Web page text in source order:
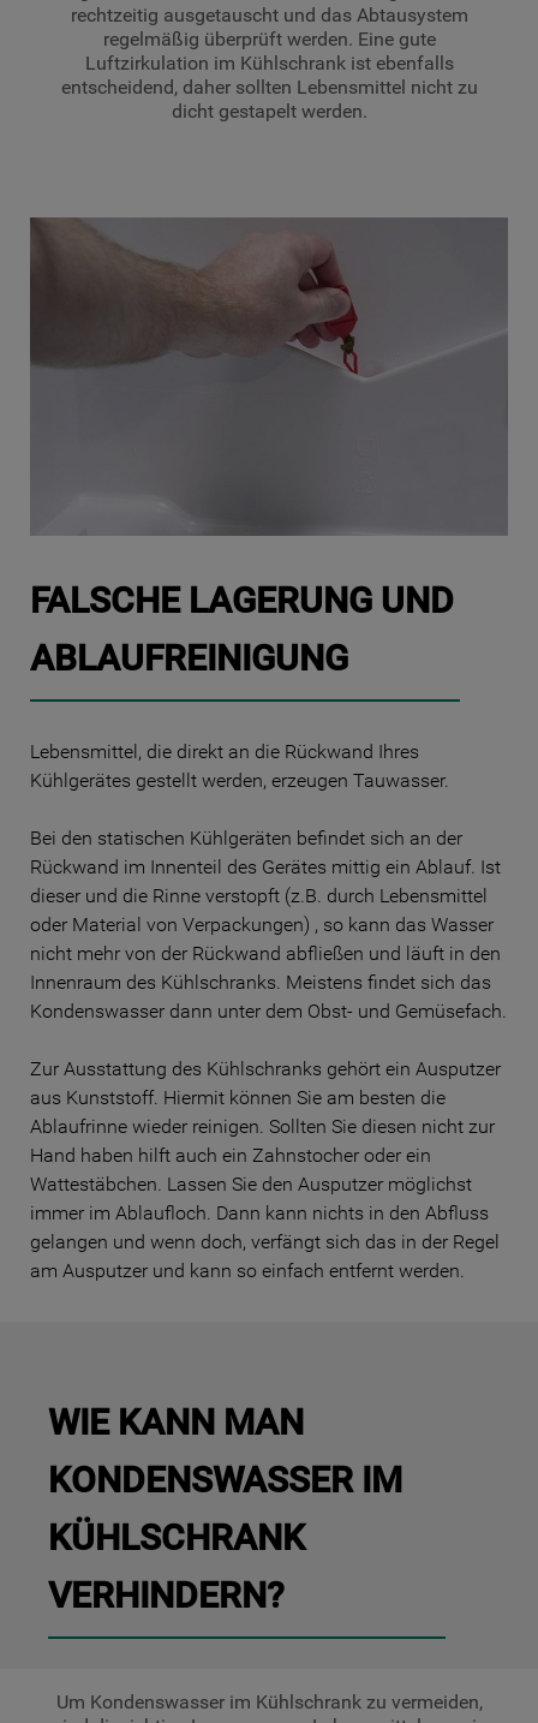
rechtzeitig ausgetauscht und das Abtausystem
regelmäßig überprüft werden. Eine gute
Luftzirkulation im Kühlschrank ist ebenfalls
entscheidend, daher sollten Lebensmittel nicht zu
dicht gestapelt werden.
FALSCHE LAGERUNG UND
ABLAUFREINIGUNG
Lebensmittel, die direkt an die Rückwand Ihres
Kühlgerätes gestellt werden, erzeugen Tauwasser.
Bei den statischen Kühlgeräten befindet sich an der
Rückwand im Innenteil des Gerätes mittig ein Ablauf. Ist
dieser und die Rinne verstopft (z.B. durch Lebensmittel
oder Material von Verpackungen) , so kann das Wasser
nicht mehr von der Rückwand abfließen und läuft in den
Innenraum des Kühlschranks. Meistens findet sich das
Kondenswasser dann unter dem Obst- und Gemüsefach.
Zur Ausstattung des Kühlschranks gehört ein Ausputzer
aus Kunststoff. Hiermit können Sie am besten die
Ablaufrinne wieder reinigen. Sollten Sie diesen nicht zur
Hand haben hilft auch ein Zahnstocher oder ein
Wattestäbchen. Lassen Sie den Ausputzer möglichst
immer im Ablaufloch. Dann kann nichts in den Abfluss
gelangen und wenn doch, verfängt sich das in der Regel
am Ausputzer und kann so einfach entfernt werden.
WIE KANN MAN
KONDENSWASSER IM
KÜHLSCHRANK
VERHINDERN?
Um Kondenswasser im Kühlschrank zu vermeiden,